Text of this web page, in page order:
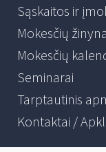
Sąskaitos ir
Mokesčių
Mokesčių
Seminarai
Tarptautinis
Kontaktai /